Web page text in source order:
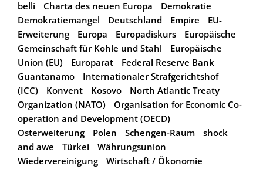
belli
Charta des neuen Europa
Demokratie
Demokratiemangel
Deutschland Empire
EU-
Erweiterung
Europa Europadiskurs
Europäische
Gemeinschaft für Kohle und Stahl
Europäische
Union (EU)
Europarat
Federal Reserve Bank
Guantanamo
Internationaler Strafgerichtshof
(ICC)
Konvent Kosovo
North Atlantic Treaty
Organization (NATO)
Organisation for Economic Co-
operation and Development (OECD)
Osterweiterung
Polen Schengen-Raum
shock
and awe
Türkei
Währungsunion
Wiedervereinigung
Wirtschaft / Ökonomie